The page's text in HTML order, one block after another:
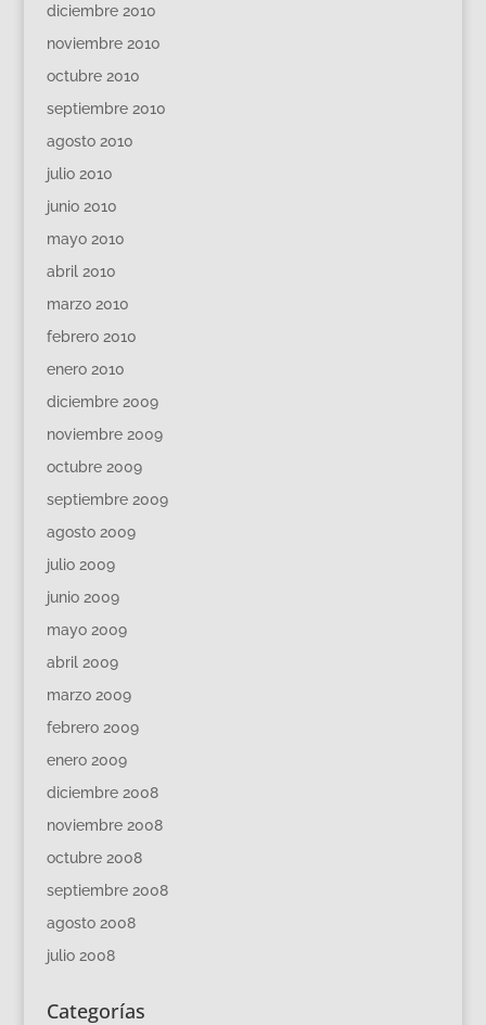
diciembre 2010
noviembre 2010
octubre 2010
septiembre 2010
agosto 2010
julio 2010
junio 2010
mayo 2010
abril 2010
marzo 2010
febrero 2010
enero 2010
diciembre 2009
noviembre 2009
octubre 2009
septiembre 2009
agosto 2009
julio 2009
junio 2009
mayo 2009
abril 2009
marzo 2009
febrero 2009
enero 2009
diciembre 2008
noviembre 2008
octubre 2008
septiembre 2008
agosto 2008
julio 2008
Categorías